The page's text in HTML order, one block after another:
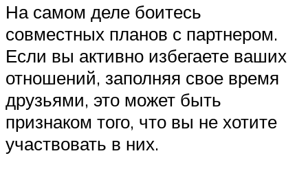
На самом деле боитесь
совместных планов с партнером.
Если вы активно избегаете ваших
отношений, заполняя свое время
друзьями, это может быть
признаком того, что вы не хотите
участвовать в них.